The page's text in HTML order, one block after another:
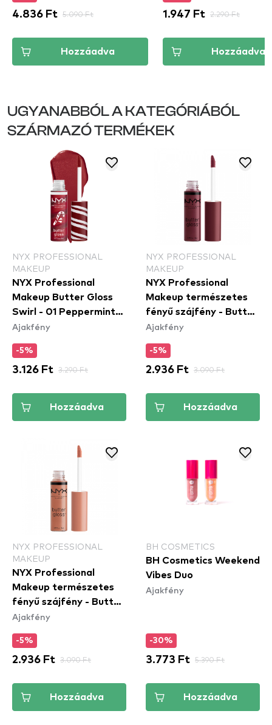
4.836 Ft 5.090 Ft
Hozzáadva
1.947 Ft 2.290 Ft
Hozzáadva
UGYANABBÓL A KATEGÓRIÁBÓL
SZÁRMAZÓ TERMÉKEK
NYX PROFESSIONAL
MAKEUP
NYX Professional
Makeup Butter Gloss
Swirl - 01 Peppermint
Swirl
Ajakfény
-5%
3.126 Ft 3.290 Ft
Hozzáadva
NYX PROFESSIONAL
MAKEUP
NYX Professional
Makeup természetes
fényű szájfény - Butter
Gloss – Devil's Food
Ajakfény
-5%
2.936 Ft 3.090 Ft
Hozzáadva
NYX PROFESSIONAL
MAKEUP
NYX Professional
Makeup természetes
fényű szájfény - Butter
Gloss – Madeleine
Ajakfény
-5%
2.936 Ft 3.090 Ft
Hozzáadva
BH COSMETICS
BH Cosmetics Weekend
Vibes Duo
Ajakfény
-30%
3.773 Ft 5.390 Ft
Hozzáadva